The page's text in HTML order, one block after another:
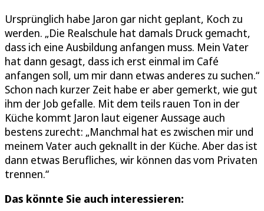
Ursprünglich habe Jaron gar nicht geplant, Koch zu
werden. „Die Realschule hat damals Druck gemacht,
dass ich eine Ausbildung anfangen muss. Mein Vater
hat dann gesagt, dass ich erst einmal im Café
anfangen soll, um mir dann etwas anderes zu suchen.“
Schon nach kurzer Zeit habe er aber gemerkt, wie gut
ihm der Job gefalle. Mit dem teils rauen Ton in der
Küche kommt Jaron laut eigener Aussage auch
bestens zurecht: „Manchmal hat es zwischen mir und
meinem Vater auch geknallt in der Küche. Aber das ist
dann etwas Berufliches, wir können das vom Privaten
trennen.“
Das könnte Sie auch interessieren: